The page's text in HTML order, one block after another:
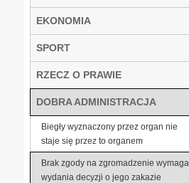
EKONOMIA
SPORT
RZECZ O PRAWIE
DOBRA ADMINISTRACJA
Biegły wyznaczony przez organ nie
staje się przez to organem
Brak zgody na zgromadzenie wymaga
wydania decyzji o jego zakazie